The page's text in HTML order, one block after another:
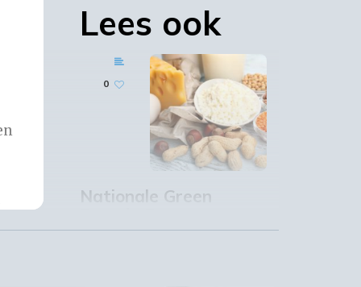
Lees ook
0
Nationale Green